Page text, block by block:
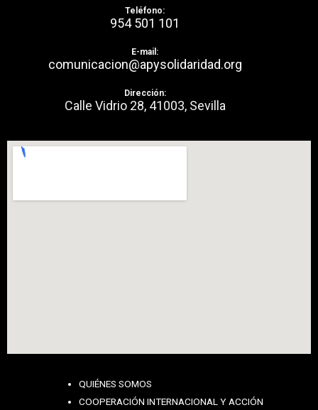
Teléfono:
954 501 101
E-mail:
comunicacion@apysolidaridad.org
Dirección:
Calle Vidrio 28, 41003, Sevilla
QUIÉNES SOMOS
COOPERACIÓN INTERNACIONAL Y ACCIÓN